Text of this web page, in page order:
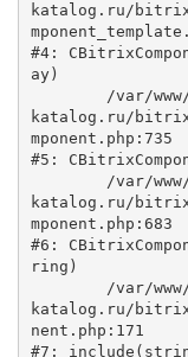
katalog.ru/bitrix/
#4:
ay)
katalog.ru/bitrix/
mponent.php:735
#5:
katalog.ru/bitrix/
mponent.php:683
#6:
ring)
katalog.ru/
nent.php:171
#7: